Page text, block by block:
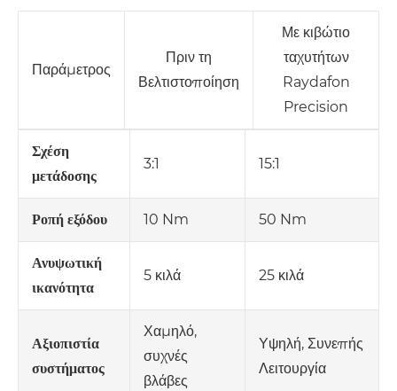
Παράμετρος
Πριν τη
Βελτιστοποίηση
Με κιβώτιο
ταχυτήτων
Raydafon
Precision
Σχέση
μετάδοσης
3:1 15:1
Ροπή εξόδου 10 Nm 50 Nm
Ανυψωτική
ικανότητα
5 κιλά 25 κιλά
Αξιοπιστία
συστήματος
Χαμηλό,
συχνές
βλάβες
Υψηλή, Συνεπής
Λειτουργία